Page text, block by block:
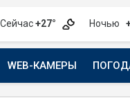
Сейчас+27° Ночью
WEB-КАМЕРЫ